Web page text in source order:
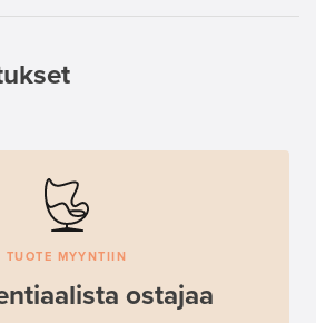
TUOTE MYYNTIIN
ostajaa